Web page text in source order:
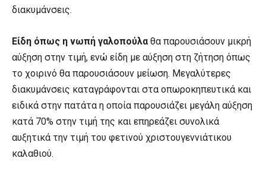
διακυμάνσεις.
Είδη όπως η νωπή γαλοπούλα θα παρουσιάσουν μικρή
αύξηση στην τιμή, ενώ είδη με αύξηση στη ζήτηση όπως
το χοιρινό θα παρουσιάσουν μείωση. Μεγαλύτερες
διακυμάνσεις καταγράφονται στα οπωροκηπευτικά και
ειδικά στην πατάτα η οποία παρουσιάζει μεγάλη αύξηση
κατά 70% στην τιμή της και επηρεάζει συνολικά
αυξητικά την τιμή του φετινού χριστουγεννιάτικου
καλαθιού.